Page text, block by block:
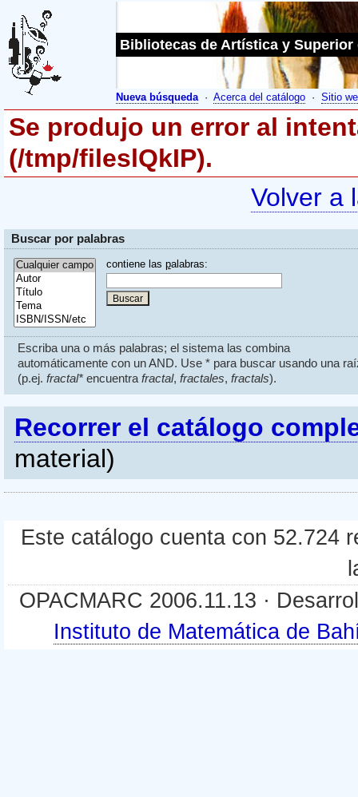
Bibliotecas de Artística y Superior
Nueva búsqueda· Acerca del catálogo · Sitio
Se produjo un error al
(/tmp/fileslQkIP).
Volver a
Buscar por palabras
contiene las palabras:
Escriba una o más palabras; el sistema las combina
automáticamente con un AND. Use * para buscar usando una
(p.ej. fractal*encuentra fractal, fractales, fractals).
Recorrer el catálogo
material)
Este catálogo cuenta con 52.724
OPACMARC 2006.11.13 ·
Instituto de Matemática de